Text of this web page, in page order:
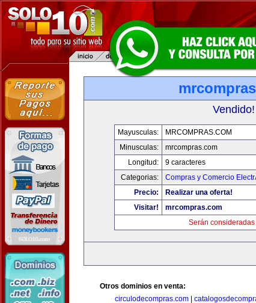
Vendido!
Mayusculas:
MRCOMPRAS.COM
Minusculas:
mrcompras.com
Longitud:
9 caracteres
Categorias:
Compras y Comercio
Precio:
Realizar una oferta!
Visitar!
mrcompras.com
Serán consideradas
Otros dominios en venta:
circulodecompras.com|